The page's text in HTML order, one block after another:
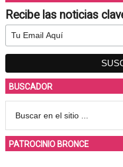
Recibe las noticias
BUSCADOR
PATROCINIO BRONCE